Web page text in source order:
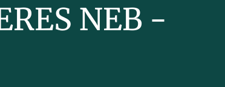
NEB -